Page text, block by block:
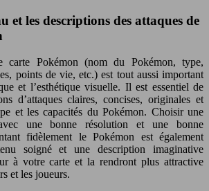
et les descriptions des attaques de
carte Pokémon (nom du Pokémon, type,
points de vie, etc.) est tout aussi important
et l’esthétique visuelle. Il est essentiel de
d’attaques claires, concises, originales et
et les capacités du Pokémon. Choisir une
une bonne résolution et une bonne
fidèlement le Pokémon est également
soigné et une description imaginative
à votre carte et la rendront plus attractive
et les joueurs.